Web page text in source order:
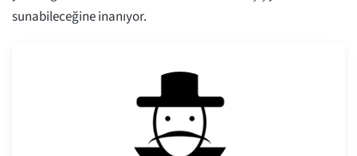
sunabileceğine inanıyor.